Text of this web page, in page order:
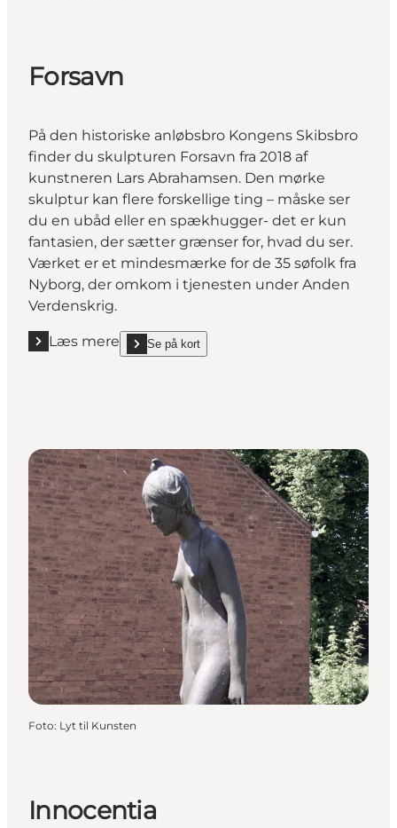
Forsavn
På den historiske anløbsbro Kongens Skibsbro
finder du skulpturen Forsavn fra 2018 af
kunstneren Lars Abrahamsen. Den mørke
skulptur kan flere forskellige ting – måske ser
du en ubåd eller en spækhugger- det er kun
fantasien, der sætter grænser for, hvad du ser.
Værket er et mindesmærke for de 35 søfolk fra
Nyborg, der omkom i tjenesten under Anden
Verdenskrig.
Læs mere
Læs mere "Forsavn"Se på kort
show Forsavn on_map
Foto: Lyt til Kunsten
Innocentia